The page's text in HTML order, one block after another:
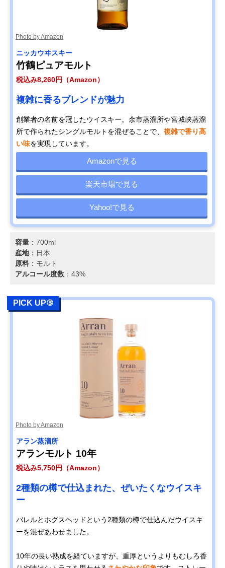
Photo by Amazon
ニッカウヰスキー
竹鶴ピュアモルト
税込み8,260円（Amazon）
複雑に香るブレンドが魅力
創業者の名前を冠したウイスキー。余市蒸溜所や宮城峡蒸溜
所で作られたシングルモルトを混ぜることで、 複雑で香り高
い味を実現しています。
Amazonで見る
楽天市場で見る
Yahoo!で見る
容量 ：700ml
産地：日本
原料 ：モルト
アルコール度数 ：43%
PICK UP③
Photo by Amazon
アラン蒸溜所
アランモルト 10年
税込み5,750円（Amazon）
2種類の樽で仕込まれた、ぜいたくなウイスキ
ー
バレルとホグスヘッドという2種類の樽で仕込んだウイスキ
ーを混ぜあわせました。
10年の長い熟成を経ていますが、重厚というよりもむしろ香